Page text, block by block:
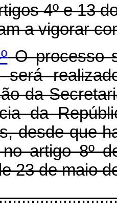
4º e 13
a vigorar
O processo
será
da
da
desde que
artigo 8º
23 de maio